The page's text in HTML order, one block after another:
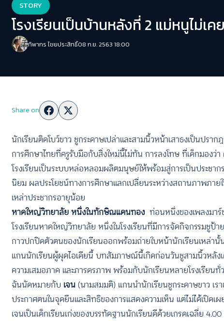
STORY
โรงเรียนเป็นบ้านหลังที่ 2 แม่หนูไม่เ
ทิพากร ไชย​ประสิทธิ์​08 ก.ย. 2563 18:00
Share on
นักเรียนติดโบว์ขาว ชูกระดาษเปล่าและสามนิ้วหน้าเสาธงเป็นปรา
การศึกษาไทยที่ครูรับมือกับสิ่งใหม่นี้ไม่ทัน การลงโทษ ที่เด็กมองว่า
โรงเรียนเป็นระบบหล่อหลอมผลิตมนุษย์ให้พร้อมสู่การเป็นประช
นิยม ผลประโยชน์ทางการศึกษาแลกเปลี่ยนระหว่างสถานภาพภาย
เหล่าประชากรอายุน้อย
หาดใหญ่วิทยาลัย หนึ่งในทักษิณแดนทอง ท่อนหนึ่งของเพลงมา
โรงเรียนหาดใหญ่วิทยาลัย หนึ่งในโรงเรียนที่มีการจัดกิจกรรมชูป้
กาวปกปิดตัวตนของนักเรียนออกพร้อมถ่ายใบหน้านักเรียนเหล่
แกนนักเรียนผู้ผุดไอเดียนี้ บทสัมภาษณ์นี้เกิดก่อนวันชูสามนิ้วหลัง
ความเสมอภาค และภารดรภาพ พร้อมกับนักเรียนหลายโรงเรียนทั่
ฉันนัดหมายกับ เจน(นามสมมติ) แกนนำนักเรียนชูกระดาษขาว เ
ประกาศตนในจุดยืนและสิทธิของการแสดงความเห็น แต่ไม่ได้เปิด
เจนเป็นเด็กเรียนเก่งของบรรทัดฐานนักเรียนดีด้วยเกรดเฉลี่ย